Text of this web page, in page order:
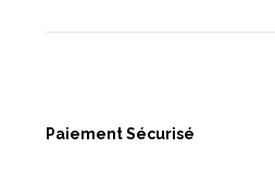
Paiement Sécurisé